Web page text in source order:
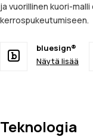
ja vuorillinen kuori-
kerrospukeutumiseen.
bluesign®
Näytä lisää
Teknologia